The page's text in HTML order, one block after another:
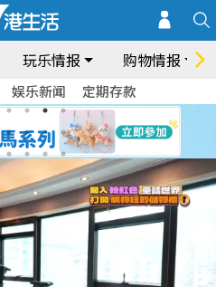
玩乐情报 购物情报
娱乐新闻 定期存款